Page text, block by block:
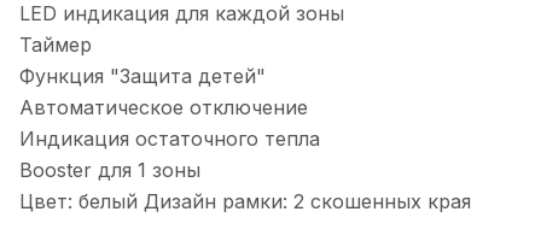
LED индикация для каждой зоны
Таймер
Функция "Защита детей"
Автоматическое отключение
Индикация остаточного тепла
Booster для 1 зоны
Цвет: белый Дизайн рамки: 2 скошенных края